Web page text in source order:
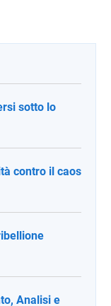
sotto lo
contro il caos
Analisi e